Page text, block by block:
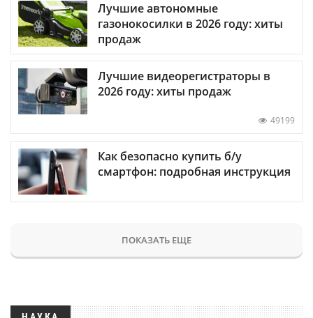
Лучшие автономные
газонокосилки в 2026 году: хиты
продаж
Лучшие видеорегистраторы в
2026 году: хиты продаж
49199
Как безопасно купить б/у
смартфон: подробная инструкция
ПОКАЗАТЬ ЕЩЕ